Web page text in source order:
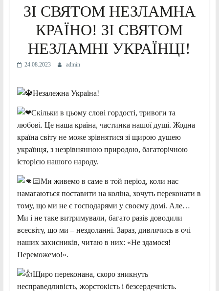
ЗІ СВЯТОМ НЕЗЛАМНА
КРАЇНО! ЗІ СВЯТОМ
НЕЗЛАМНІ УКРАЇНЦІ!
24.08.2023 admin
Незалежна Україна!
Скільки в цьому слові гордості, тривоги та
любові. Це наша країна, частинка нашої душі. Жодна
країна світу не може зрівнятися зі щирою душею
українця, з незрівнянною природою, багаторічною
історією нашого народу.
Ми живемо в саме в той період, коли нас
намагаються поставити на коліна, хочуть переконати в
тому, що ми не є господарями у своєму домі. Але…
Ми і не таке витримували, багато разів доводили
всесвіту, що ми – нездоланні. Зараз, дивлячись в очі
наших захисників, читаю в них: «Не здамося!
Переможемо!».
Щиро переконана, скоро зникнуть
несправедливість, жорстокість і безсердечність.